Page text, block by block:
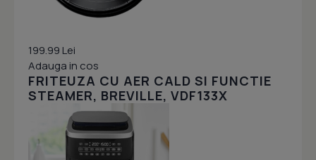
199.99 Lei
Adauga in cos
FRITEUZA CU AER CALD SI FUNCTIE
STEAMER, BREVILLE, VDF133X